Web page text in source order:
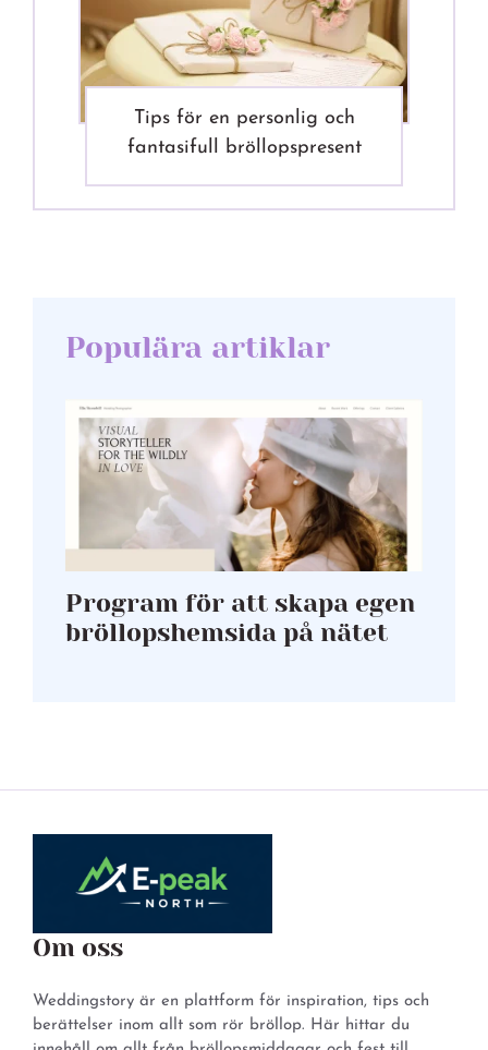
Tips för en personlig och
fantasifull bröllopspresent
Populära artiklar
Program för att skapa egen
bröllopshemsida på nätet
Om oss
Weddingstory är en plattform för inspiration, tips och
berättelser inom allt som rör bröllop. Här hittar du